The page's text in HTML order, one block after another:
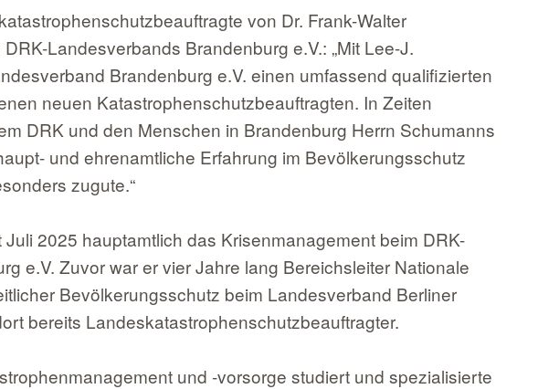
von Dr. Frank-Walter
Landesverbands Brandenburg e.V.: „Mit Lee-J.
Brandenburg e.V. einen umfassend qualifizierten
neuen Katastrophenschutzbeauftragten. In Zeiten
DRK und den Menschen in Brandenburg Herrn Schumanns
und ehrenamtliche Erfahrung im Bevölkerungsschutz
zugute.“
2025 hauptamtlich das Krisenmanagement beim DRK-
e.V. Zuvor war er vier Jahre lang Bereichsleiter Nationale
Bevölkerungsschutz beim Landesverband Berliner
bereits Landeskatastrophenschutzbeauftragter.
und -vorsorge studiert und spezialisierte